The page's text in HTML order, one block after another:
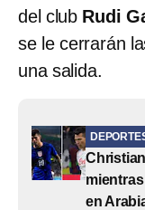
del club Rudi
se le cerrarán
una salida.
en